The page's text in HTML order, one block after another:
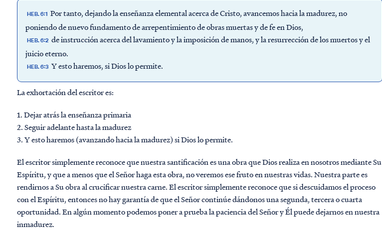
HEB. 6:1 Por tanto, dejando la enseñanza elemental acerca de Cristo, avancemos hacia la madurez, no
poniendo de nuevo fundamento de arrepentimiento de obras muertas y de fe en Dios,
HEB. 6:2 de instrucción acerca del lavamiento y la imposición de manos, y la resurrección de los muertos y el
juicio eterno.
HEB. 6:3 Y esto haremos, si Dios lo permite.
La exhortación del escritor es:
1. Dejar atrás la enseñanza primaria
2. Seguir adelante hasta la madurez
3. Y esto haremos (avanzando hacia la madurez) si Dios lo permite.
El escritor simplemente reconoce que nuestra santificación es una obra que Dios realiza en nosotros mediante Su
Espíritu, y que a menos que el Señor haga esta obra, no veremos ese fruto en nuestras vidas. Nuestra parte es
rendirnos a Su obra al crucificar nuestra carne. El escritor simplemente reconoce que si descuidamos el proceso
con el Espíritu, entonces no hay garantía de que el Señor continúe dándonos una segunda, tercera o cuarta
oportunidad. En algún momento podemos poner a prueba la paciencia del Señor y Él puede dejarnos en nuestra
inmadurez.